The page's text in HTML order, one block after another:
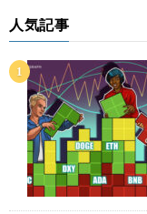
人気記事